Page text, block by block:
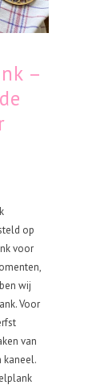
–
op
voor
wij
Voor
van
kaneel.